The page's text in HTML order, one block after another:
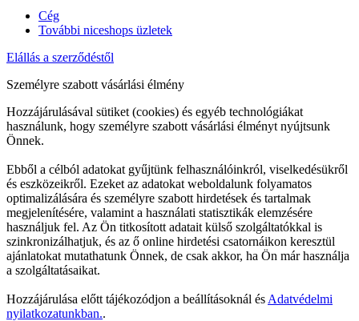
Cég
További niceshops üzletek
Elállás a szerződéstől
Személyre szabott vásárlási élmény
Hozzájárulásával sütiket (cookies) és egyéb technológiákat
használunk, hogy személyre szabott vásárlási élményt nyújtsunk
Önnek.
Ebből a célból adatokat gyűjtünk felhasználóinkról, viselkedésükről
és eszközeikről. Ezeket az adatokat weboldalunk folyamatos
optimalizálására és személyre szabott hirdetések és tartalmak
megjelenítésére, valamint a használati statisztikák elemzésére
használjuk fel. Az Ön titkosított adatait külső szolgáltatókkal is
szinkronizálhatjuk, és az ő online hirdetési csatornáikon keresztül
ajánlatokat mutathatunk Önnek, de csak akkor, ha Ön már használja
a szolgáltatásaikat.
Hozzájárulása előtt tájékozódjon a beállításoknál és Adatvédelmi
nyilatkozatunkban..